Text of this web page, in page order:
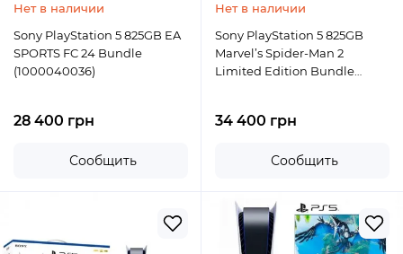
Нет в наличии
Sony PlayStation 5 825GB EA
SPORTS FC 24 Bundle
(1000040036)
28 400 грн
Сообщить
Нет в наличии
Sony PlayStation 5 825GB
Marvel’s Spider-Man 2
Limited Edition Bundle
34 400 грн
Сообщить